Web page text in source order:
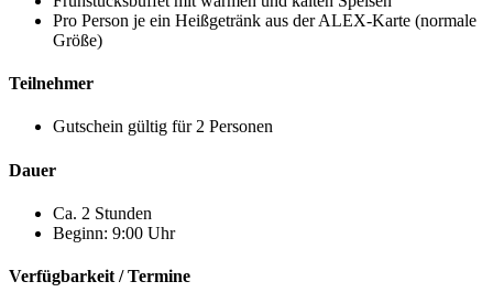
Pro Person je ein Heißgetränk aus der ALEX-Karte (normale
Größe)
Teilnehmer
Gutschein gültig für 2 Personen
Dauer
Ca. 2 Stunden
Beginn: 9:00 Uhr
Verfügbarkeit / Termine